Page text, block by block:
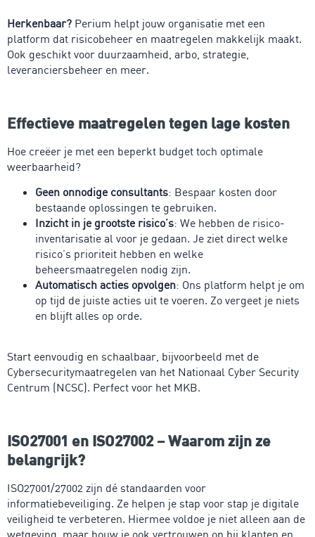
Herkenbaar? Perium helpt jouw organisatie met een
platform dat risicobeheer en maatregelen makkelijk maakt.
Ook geschikt voor duurzaamheid, arbo, strategie,
leveranciersbeheer en meer.
Effectieve maatregelen tegen lage kosten
Hoe creëer je met een beperkt budget toch optimale
weerbaarheid?
Geen onnodige consultants: Bespaar kosten door
bestaande oplossingen te gebruiken.
Inzicht in je grootste risico’s: We hebben de risico-
inventarisatie al voor je gedaan. Je ziet direct welke
risico’s prioriteit hebben en welke
beheersmaatregelen nodig zijn.
Automatisch acties opvolgen: Ons platform helpt je om
op tijd de juiste acties uit te voeren. Zo vergeet je niets
en blijft alles op orde.
Start eenvoudig en schaalbaar, bijvoorbeeld met de
Cybersecuritymaatregelen van het Nationaal Cyber Security
Centrum (NCSC). Perfect voor het MKB.
ISO27001 en ISO27002 – Waarom zijn ze
belangrijk?
ISO27001/27002 zijn dé standaarden voor
informatiebeveiliging. Ze helpen je stap voor stap je digitale
veiligheid te verbeteren. Hiermee voldoe je niet alleen aan de